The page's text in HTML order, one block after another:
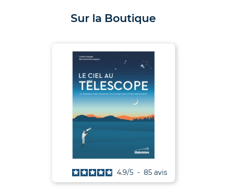
Sur la Boutique
4.9/5 - 85 avis